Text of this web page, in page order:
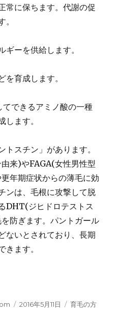
常に保ちます。代謝の促
ギーを供給します。
を育成します。
できるアミノ酸の一種
します。
スチン」があります。
来)やFAGA(女性男性型
年期症状からの薄毛に効
ンは、毛根に攻撃して脱
DHT(ジヒドロテストス
防ぎます。パントガール
ないとされており、長期
きます。
投
2016年5月11日
カ
育毛の方